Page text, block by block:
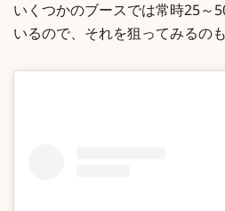
いくつかのブースでは常時25～
いるので、それを狙ってみるの